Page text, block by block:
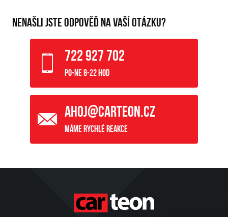
NENAŠLI JSTE ODPOVĚĎ NA VAŠÍ OTÁZKU?
722 927 702
Po-Ne 8-22 hod
ahoj@carteon.cz
Máme rychlé reakce